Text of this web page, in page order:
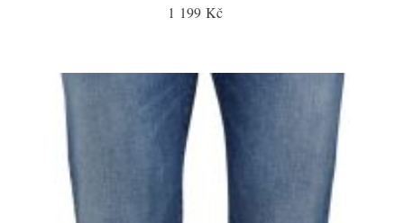
1 199 Kč